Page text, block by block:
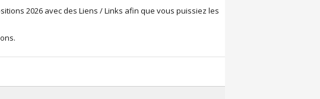
2026 avec des Liens / Links afin que vous puissiez les